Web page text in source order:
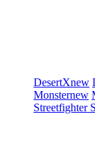
DesertXnew
Monsternew
Streetfighter